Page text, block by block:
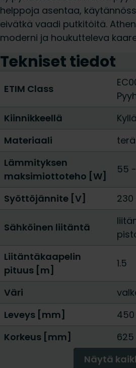
helppoja asentaa,
eivätkä vaadi putkitöitä.
moderni ja houkutteleva
Tekniset tiedot
ETIM Class
Kiinnikkeellä
Kyllä
Materiaali
Lämmityksen
maksimiottoteho [W]
55 -
Syöttöjännite [V]
Sähköinen liitäntä
Liitäntäkaapelin
pituus [m]
1.5
Väri
Leveys [mm]
450
Korkeus [mm]
625
Näytä